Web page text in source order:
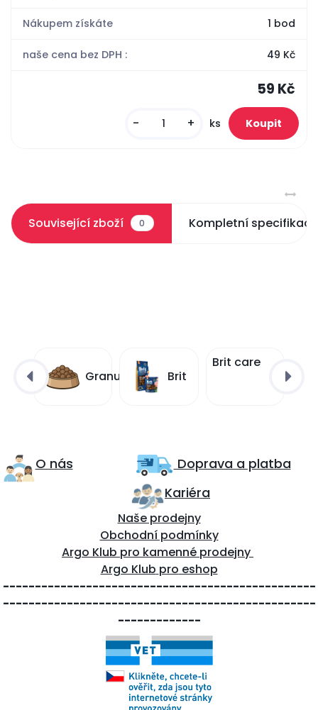
Nákupem získáte 1 bod
naše cena bez DPH : 49 Kč
59 Kč
- + ks
Související zboží 0 Kompletní specifikace
Granule Brit
Brit care
O nás
Doprava a platba
Kariéra
Naše prodejny
Obchodní podmínky
Argo Klub pro kamenné prodejny
Argo Klub pro eshop
-------------------------------------------------
-------------------------------------------------
-------------